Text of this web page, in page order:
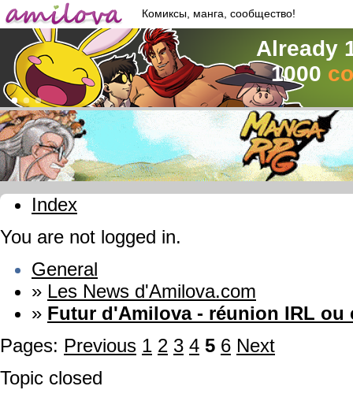
Комиксы, манга, сообщество!
Already
1000
Index
You are not logged in.
General
» Les News d'Amilova.com
» Futur d'Amilova - réunion IRL ou
Pages: Previous 1 2 3 4 5 6 Next
Topic closed